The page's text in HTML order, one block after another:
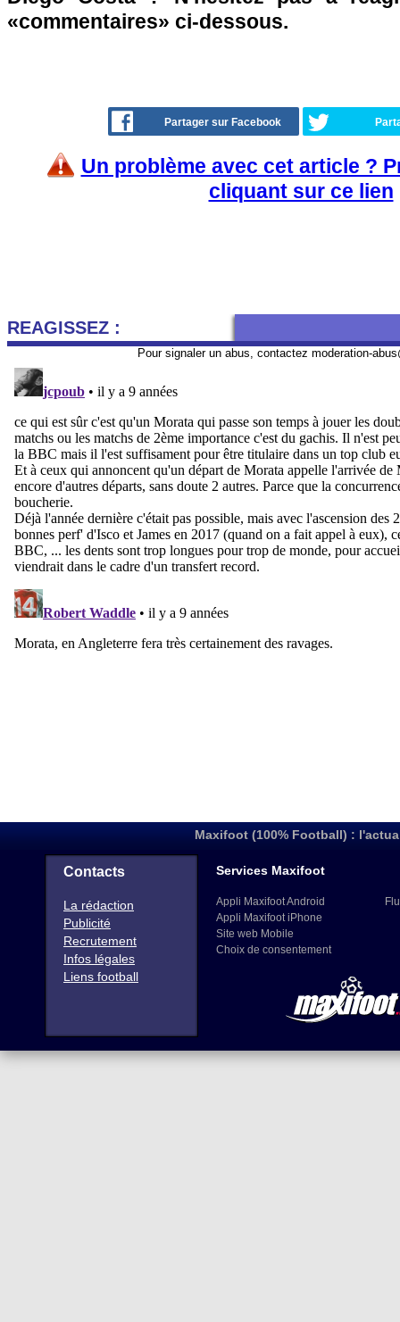
«commentaires» ci-dessous.
Partager sur Facebook
Un problème avec cet article ?
cliquant sur ce lien
REAGISSEZ :
Pour signaler un abus, contactez moderation-
Maxifoot (100% Football) :
Contacts
La rédaction
Publicité
Recrutement
Infos légales
Liens football
Services Maxifoot
Appli Maxifoot Android
Appli Maxifoot iPhone
Site web Mobile
Choix de consentement